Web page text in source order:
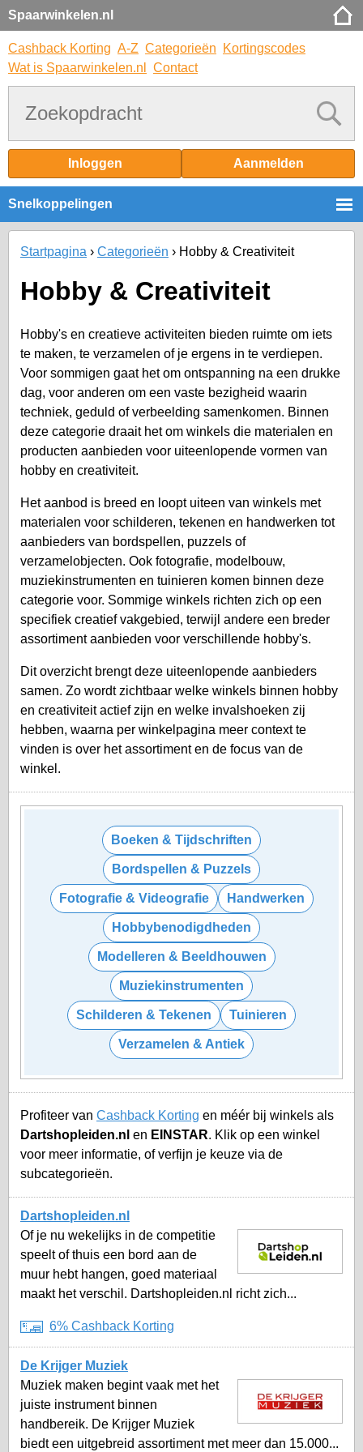
Spaarwinkelen.nl
Cashback Korting A-Z Categorieën
Kortingscodes
Wat is Spaarwinkelen.nl
Contact
Inloggen Aanmelden
Snelkoppelingen
Startpagina Categorieën Hobby & Creativiteit
Hobby & Creativiteit
Hobby's en creatieve activiteiten bieden ruimte om iets
te maken, te verzamelen of je ergens in te verdiepen.
Voor sommigen gaat het om ontspanning na een drukke
dag, voor anderen om een vaste bezigheid waarin
techniek, geduld of verbeelding samenkomen. Binnen
deze categorie draait het om winkels die materialen en
producten aanbieden voor uiteenlopende vormen van
hobby en creativiteit.
Het aanbod is breed en loopt uiteen van winkels met
materialen voor schilderen, tekenen en handwerken tot
aanbieders van bordspellen, puzzels of
verzamelobjecten. Ook fotografie, modelbouw,
muziekinstrumenten en tuinieren komen binnen deze
categorie voor. Sommige winkels richten zich op een
specifiek creatief vakgebied, terwijl andere een breder
assortiment aanbieden voor verschillende hobby's.
Dit overzicht brengt deze uiteenlopende aanbieders
samen. Zo wordt zichtbaar welke winkels binnen hobby
en creativiteit actief zijn en welke invalshoeken zij
hebben, waarna per winkelpagina meer context te
vinden is over het assortiment en de focus van de
winkel.
Boeken & Tijdschriften
Bordspellen & Puzzels
Fotografie & Videografie Handwerken
Hobbybenodigdheden
Modelleren & Beeldhouwen
Muziekinstrumenten
Schilderen & Tekenen Tuinieren
Verzamelen & Antiek
Profiteer van Cashback Korting en méér bij winkels als
Dartshopleiden.nl en EINSTAR. Klik op een winkel
voor meer informatie, of verfijn je keuze via de
subcategorieën.
Dartshopleiden.nl
Of je nu wekelijks in de competitie
speelt of thuis een bord aan de
muur hebt hangen, goed materiaal
maakt het verschil. Dartshopleiden.nl richt zich...
6% Cashback Korting
De Krijger Muziek
Muziek maken begint vaak met het
juiste instrument binnen
handbereik. De Krijger Muziek
biedt een uitgebreid assortiment met meer dan 15.000...